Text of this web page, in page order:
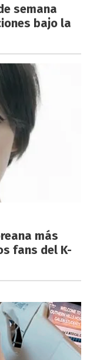
semana
bajo la
más
fans del K-